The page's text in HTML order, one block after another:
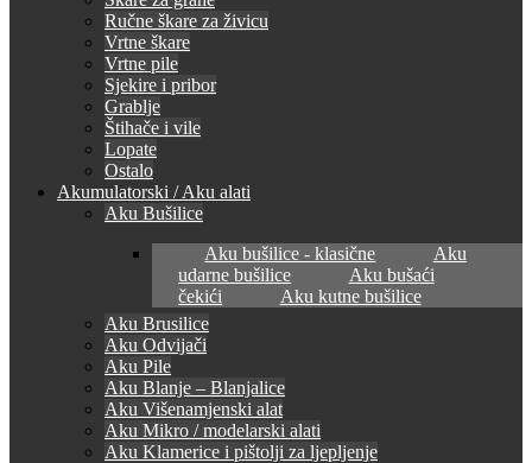
Ručne škare za živicu
Vrtne škare
Vrtne pile
Sjekire i pribor
Grablje
Štihače i vile
Lopate
Ostalo
Akumulatorski / Aku alati
Aku Bušilice
Aku bušilice - klasične
Aku
udarne bušilice
Aku bušaći
čekići
Aku kutne bušilice
Aku Brusilice
Aku Odvijači
Aku Pile
Aku Blanje – Blanjalice
Aku Višenamjenski alat
Aku Mikro / modelarski alati
Aku Klamerice i pištolji za ljepljenje